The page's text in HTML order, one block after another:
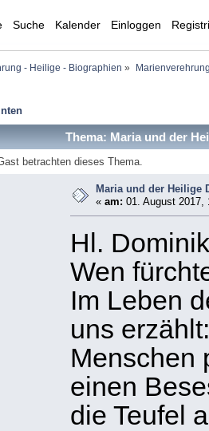
Suche Kalender Einloggen
- Heilige - Biographien »
Thema: Maria und der
betrachten dieses Thema.
Maria und der Heilige
«am: 01. August 2017,
Hl.
Wen
Im Leben
uns
Menschen
einen
die Teufel